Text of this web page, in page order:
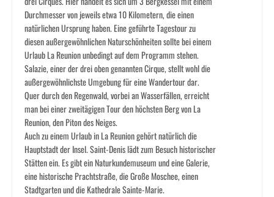
Durchmesser von jeweils etwa 10 Kilometern, die einen
natürlichen Ursprung haben. Eine geführte Tagestour zu
diesen außergewöhnlichen Naturschönheiten sollte bei einem
Urlaub La Reunion unbedingt auf dem Programm stehen.
Salazie, einer der drei oben genannten Cirque, stellt wohl die
außergewöhnlichste Umgebung für eine Wandertour dar.
Quer durch den Regenwald, vorbei an Wasserfällen, erreicht
man bei einer zweitägigen Tour den höchsten Berg von La
Reunion, den Piton des Neiges.
Auch zu einem Urlaub in La Reunion gehört natürlich die
Hauptstadt der Insel. Saint-Denis lädt zum Besuch historischer
Stätten ein. Es gibt ein Naturkundemuseum und eine Galerie,
eine historische Prachtstraße, die Große Moschee, einen
Stadtgarten und die Kathedrale Sainte-Marie.